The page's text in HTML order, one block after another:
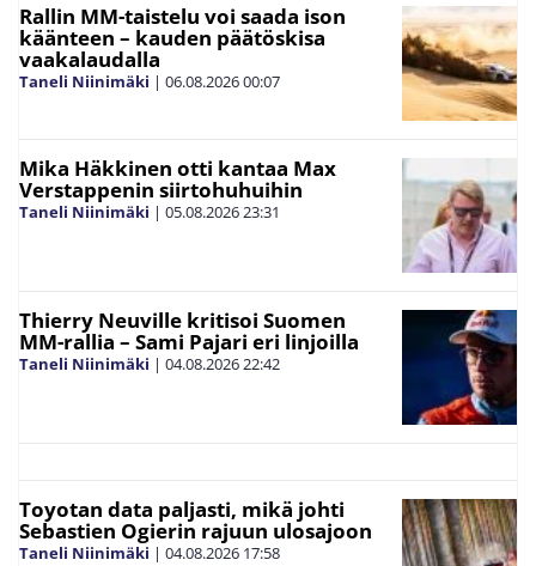
Rallin MM-taistelu voi saada ison
käänteen – kauden päätöskisa
vaakalaudalla
Taneli Niinimäki | 06.08.202600:07
Mika Häkkinen otti kantaa Max
Verstappenin siirtohuhuihin
Taneli Niinimäki | 05.08.202623:31
Thierry Neuville kritisoi Suomen
MM-rallia – Sami Pajari eri linjoilla
Taneli Niinimäki | 04.08.202622:42
Toyotan data paljasti, mikä johti
Sebastien Ogierin rajuun ulosajoon
Taneli Niinimäki | 04.08.2026 17:58